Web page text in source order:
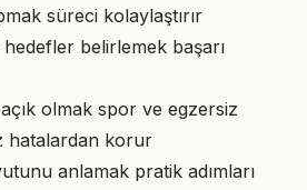
süreci kolaylaştırır
belirlemek başarı
olmak spor ve egzersiz
hatalardan korur
anlamak pratik adımları